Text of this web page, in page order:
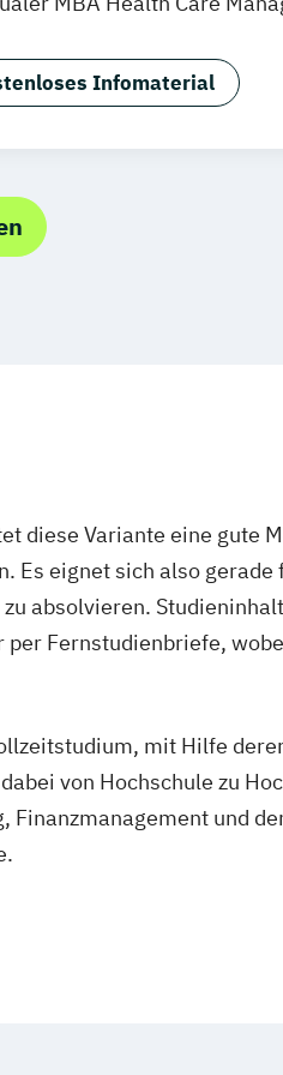
of Business
Infomaterial
diese Variante eine gute
Es eignet sich also
absolvieren.
Fernstudienbriefe,
mit Hilfe
von Hochschule zu
und